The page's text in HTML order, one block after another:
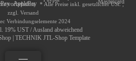
vorbehalten * Alle Preise inkl. gesetzlicher USt. ,
zzgl. Versand
Verbindungselemente 2024
19% UST / Ausland abweichend
TECHNIK JTL-Shop Template